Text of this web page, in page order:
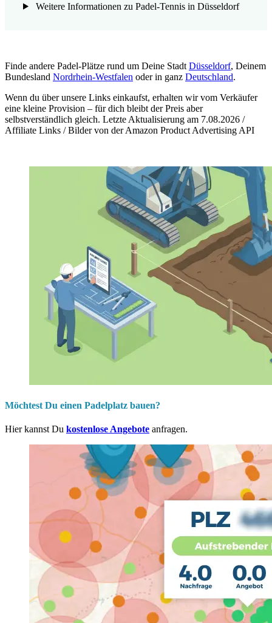
Weitere Informationen zu Padel-Tennis in Düsseldorf
Finde andere Padel-Plätze rund um Deine Stadt Düsseldorf, Deinem
Bundesland Nordrhein-Westfalen oder in ganz Deutschland.
Wenn du über unsere Links einkaufst, erhalten wir vom Verkäufer
eine kleine Provision – für dich bleibt der Preis aber
selbstverständlich gleich. Letzte Aktualisierung am 7.08.2026 /
Affiliate Links / Bilder von der Amazon Product Advertising API
Möchtest Du einen Padelplatz bauen?
Hier kannst Du kostenlose Angebote anfragen.